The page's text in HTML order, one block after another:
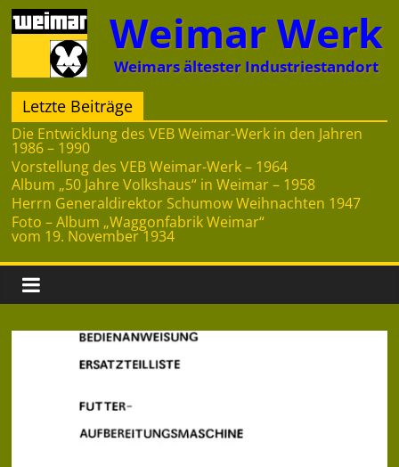
Zum
Inhalt
springen
Weimar Werk
Weimars ältester Industriestandort
Letzte Beiträge
Die Entwicklung des VEB Weimar-Werk in den Jahren
1986 – 1990
Vorstellung des VEB Weimar-Werk – 1964
Album „50 Jahre Volkshaus“ in Weimar – 1958
Herrn Generaldirektor Schumow Weihnachten 1947
Foto – Album „Waggonfabrik Weimar“
vom 19. November 1934